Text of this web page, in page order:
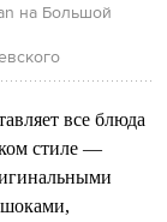
на Большой
все блюда
стиле —